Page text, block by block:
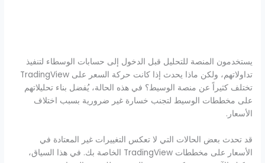
يستخدمون المنصة للتحليل قبل الدخول إلى حسابات الوسطاء لتنفيذ
تداولاتهم، ولكن ماذا يحدث إذا كانت حركة السعر على TradingView
تختلف كثيراً عن منصة الوسيط؟ في هذه الحالة، يُفضل بناء تحليلاتهم
على مخططات الوسيط لتجنب خسارة غير ضرورية بسبب اختلاف
الأسعار.
قد تحدث بعض الحالات التي لا تعكس التغييرات غير المعتادة في
الأسعار على مخططات TradingView الخاصة بك. في هذا السياق،